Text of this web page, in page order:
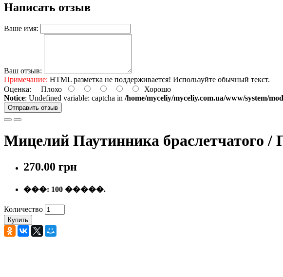
Написать отзыв
Ваше имя:
Ваш отзыв:
Примечание: HTML разметка не поддерживается! Используйте обычный текст.
Оценка: Плохо
Хорошо
Notice: Undefined variable: captcha in /home/myceliy/myceliy.com.ua/www/system/
Отправить отзыв
Мицелий Паутинника браслетчатого
270.00 грн
���: 100 �����.
Количество
Купить